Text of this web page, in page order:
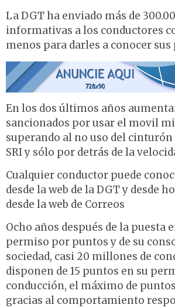
La DGT ha enviado más de
informativas a los conductores
menos para darles a conocer
En los dos últimos años
sancionados por usar el movil
superando al no uso del cinturón
SRI y sólo por detrás de la
Cualquier conductor puede
desde la web de la DGT y desde
desde la web de Correos
Ocho años después de la puesta
permiso por puntos y de su
sociedad, casi 20 millones de
disponen de 15 puntos en su
conducción, el máximo de
gracias al comportamiento